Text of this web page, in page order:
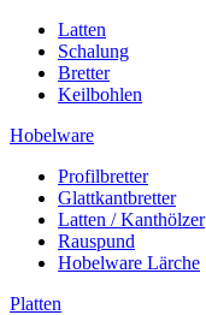
Latten
Schalung
Bretter
Keilbohlen
Hobelware
Profilbretter
Glattkantbretter
Latten / Kanthölzer
Rauspund
Hobelware Lärche
Platten